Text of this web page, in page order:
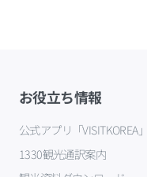
お役立ち情報
公式アプリ「VISITKOREA」
1330観光通訳案内